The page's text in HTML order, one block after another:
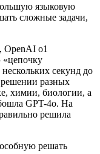
языковую
сложные задачи,
OpenAI o1
«цепочку
секунд до
разных
химии, биологии, а
GPT-4o. На
решила